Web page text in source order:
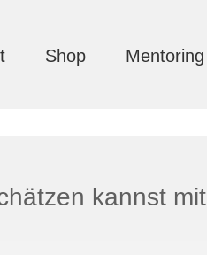
Shop Mentoring
kannst mit